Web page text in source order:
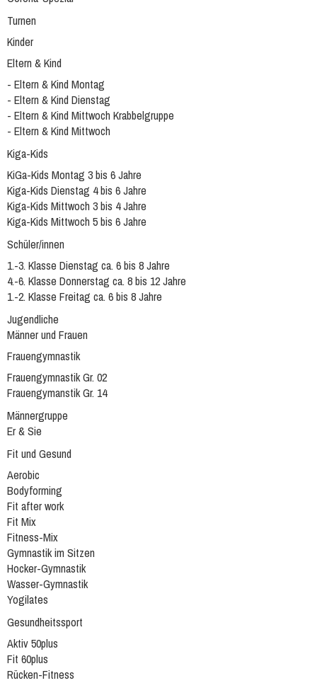
Turnen
Kinder
Eltern & Kind
- Eltern & Kind Montag
- Eltern & Kind Dienstag
- Eltern & Kind Mittwoch Krabbelgruppe
- Eltern & Kind Mittwoch
Kiga-Kids
KiGa-Kids Montag 3 bis 6 Jahre
Kiga-Kids Dienstag 4 bis 6 Jahre
Kiga-Kids Mittwoch 3 bis 4 Jahre
Kiga-Kids Mittwoch 5 bis 6 Jahre
Schüler/innen
1.-3. Klasse Dienstag ca. 6 bis 8 Jahre
4.-6. Klasse Donnerstag ca. 8 bis 12 Jahre
1.-2. Klasse Freitag ca. 6 bis 8 Jahre
Jugendliche
Männer und Frauen
Frauengymnastik
Frauengymnastik Gr. 02
Frauengymanstik Gr. 14
Männergruppe
Er & Sie
Fit und Gesund
Aerobic
Bodyforming
Fit after work
Fit Mix
Fitness-Mix
Gymnastik im Sitzen
Hocker-Gymnastik
Wasser-Gymnastik
Yogilates
Gesundheitssport
Aktiv 50plus
Fit 60plus
Rücken-Fitness